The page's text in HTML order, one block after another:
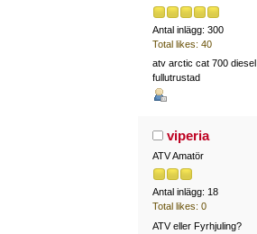
Antal inlägg: 300
Total likes: 40
atv arctic cat 700 diesel
fullutrustad
viperia
ATV Amatör
Antal inlägg: 18
Total likes: 0
ATV eller Fyrhjuling?